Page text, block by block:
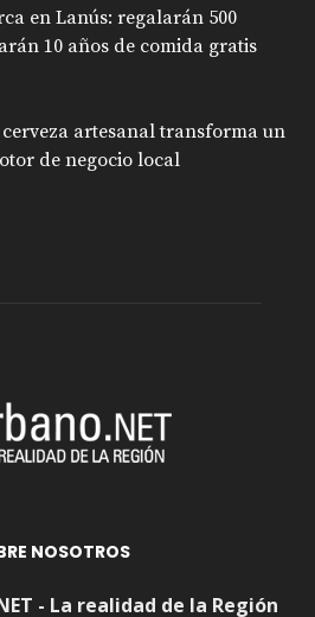
en Lanús: regalarán 500
10 años de comida gratis
cerveza artesanal transforma un
de negocio local
NOSOTROS
- La realidad de la Región